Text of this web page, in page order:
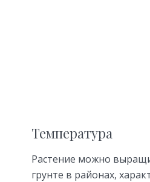
Температура
Растение можно
грунте в районах,